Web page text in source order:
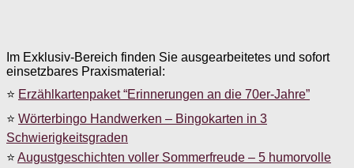
Im Exklusiv-Bereich finden Sie ausgearbeitetes und sofort
einsetzbares Praxismaterial:
⭐ Erzählkartenpaket “Erinnerungen an die 70er-Jahre”
⭐ Wörterbingo Handwerken – Bingokarten in 3
Schwierigkeitsgraden
⭐ Augustgeschichten voller Sommerfreude – 5 humorvolle